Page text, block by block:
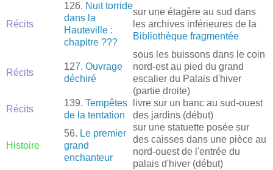
Récits
126. Nuit torride
dans la
Hauteville :
chapitre ???
sur une étagère au sud dans
les archives inférieures de la
Bibliothèque fragmentée
Récits
127. Ouvrage
déchiré
sous les buissons dans le coin
nord-est au pied du grand
escalier du Palais d'hiver
(partie droite)
Récits
139. Tempêtes
de la tentation
livre sur un banc au sud-ouest
des jardins (début)
Histoire
56. Le premier
grand
enchanteur
sur une statuette posée sur
des caisses dans une pièce au
nord-ouest de l'entrée du
palais d'hiver (début)